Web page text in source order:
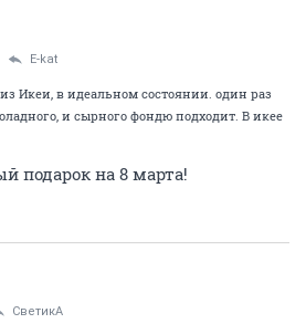
E-kat
Икеи, в идеальном состоянии. один раз
и сырного фондю подходит. В икее
подарок на 8 марта!
СветикА